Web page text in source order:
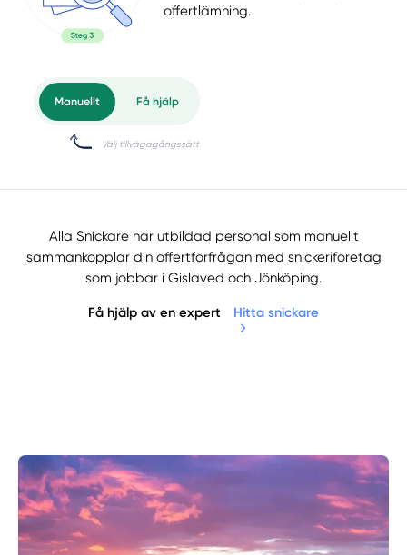
offertlämning.
Manuellt Få hjälp
Välj tillvägagångssätt
Alla Snickare har utbildad personal som manuellt
sammankopplar din offertförfrågan med snickeriföretag
som jobbar i Gislaved och Jönköping.
Få hjälp av en expert Hitta snickare